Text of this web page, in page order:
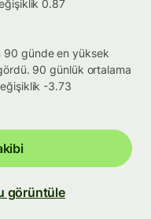
0.87
90 günde en yüksek
90 günlük ortalama
-3.73
görüntüle